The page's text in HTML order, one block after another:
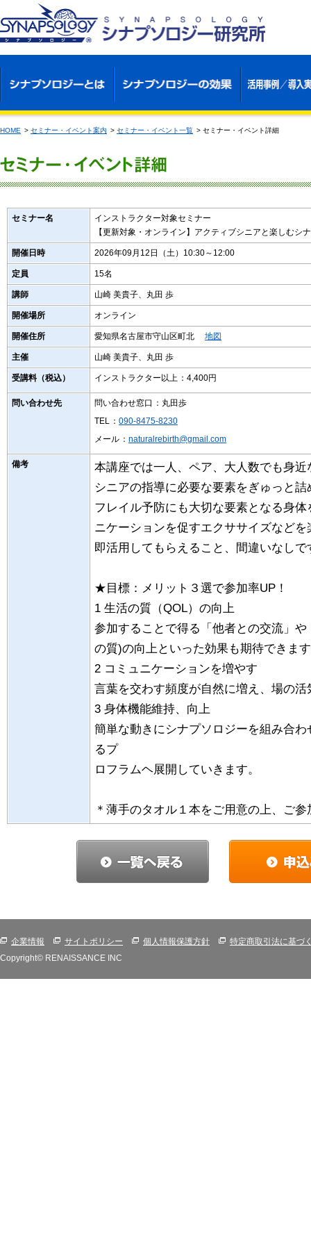
HOME > セミナー・イベント案内 > セミナー・イベント一覧 > セミナー・イベント詳細
セミナー名
インストラクター対象セミナー
【更新対象・オンライン】アクティブシニアと楽しむシ
開催日時 2026年09月12日（土）10:30～12:00
定員 15名
講師 山崎 美貴子、丸田 歩
開催場所 オンライン
開催住所 愛知県名古屋市守山区町北 地図
主催 山崎 美貴子、丸田 歩
受講料（税込） インストラクター以上 ：4,400円
問い合わせ先 問い合わせ窓口 ：丸田歩
TEL ： 090-8475-8230
メール ： naturalrebirth@gmail.com
備考
本講座では一人、ペア、大人数でも身
シニアの指導に必要な要素をぎゅっと
フレイル予防にも大切な要素となる身
ニケーションを促すエクササイズなど
即活用してもらえること、間違いなしで
★目標：メリット３選で参加率UP！
1 生活の質（QOL）の向上
参加することで得る「他者との交流」
の質)の向上といった効果も期待できま
2 コミュニケーションを増やす
言葉を交わす頻度が自然に増え、場の活
3 身体機能維持、向上
簡単な動きにシナプソロジーを組み合
るプ
ロフラムヘ展開していきます。
＊薄手のタオル１本をご用意の上、ご
企業情報 サイトポリシー 個人情報保護方針
特定商取引法に基づ
Copyright© RENAISSANCE INC